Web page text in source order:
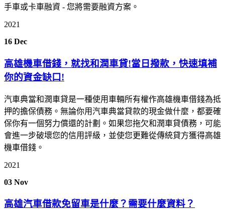
手車或卡車融資 - 您將需要融資方案。
2021
16 Dec
高雄機車借錢，就找和潤車貸!當日撥款，快速填補
你的資金缺口!
汽車典當和潤車貸是一種使用車輛所有權作高雄機車借錢為抵
押的擔保債務。無論你用汽車典當貸款的現金做什麼，都要確
保你有一個努力償還的計劃。如果您拖欠和潤車貸債務，可能
會進一步破壞您的信用評級，並使您更難從傳統貸方獲得高雄
機車借錢。
2021
03 Nov
高雄汽車借款免留車是什麼？需要什麼資料？